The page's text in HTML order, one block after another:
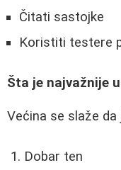
Čitati sastojke
Koristiti testere
Šta je najvažnije
Većina se slaže da
Dobar ten